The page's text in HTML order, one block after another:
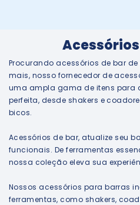
Procurando acessórios de bar
mais, nosso fornecedor de
uma ampla gama de itens para
perfeita, desde shakers e
bicos.
Acessórios de bar, atualize seu
funcionais. De ferramentas
nossa coleção eleva sua
Nossos acessórios para barras
ferramentas, como shakers,